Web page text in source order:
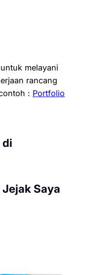
melayani
rancang
: Portfolio
di
Jejak Saya